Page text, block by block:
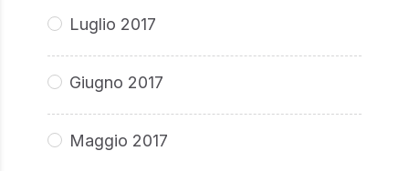
Luglio 2017
Giugno 2017
Maggio 2017